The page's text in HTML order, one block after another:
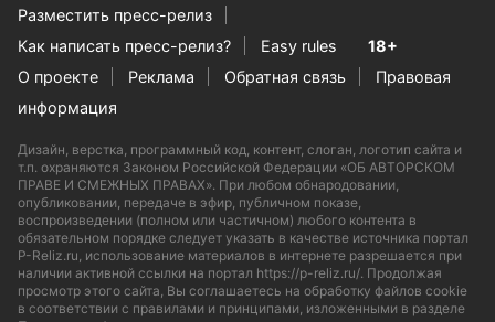
Разместить пресс-релиз
Как написать пресс-релиз?
Easy rules
18+
О проекте
Реклама Обратная связь
Правовая
информация
Дизайн, верстка, программный код, контент, слоган, логотип сайта и
т.п. охраняются Законом Российской Федерации «ОБ АВТОРСКОМ
ПРАВЕ И СМЕЖНЫХ ПРАВАХ». При любом обнародовании,
опубликовании, передаче в эфир, публичном показе,
воспроизведении (полном или частичном) любого контента в
обязательном порядке следует указать в качестве источника портал
P-Reliz.ru, использование материалов в интернете разрешается при
наличии активной ссылки на портал https://p-reliz.ru/. Продолжая
просмотр этого сайта, Вы соглашаетесь на обработку файлов cookie
в соответствии с правилами и принципами, изложенными в разделе